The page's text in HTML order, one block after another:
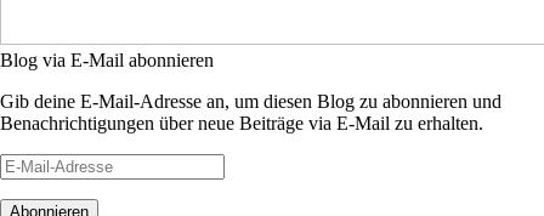
Blog via E-Mail abonnieren
Gib deine E-Mail-Adresse an, um diesen Blog zu abonnieren und
Benachrichtigungen über neue Beiträge via E-Mail zu erhalten.
E-
Mail-
Adresse